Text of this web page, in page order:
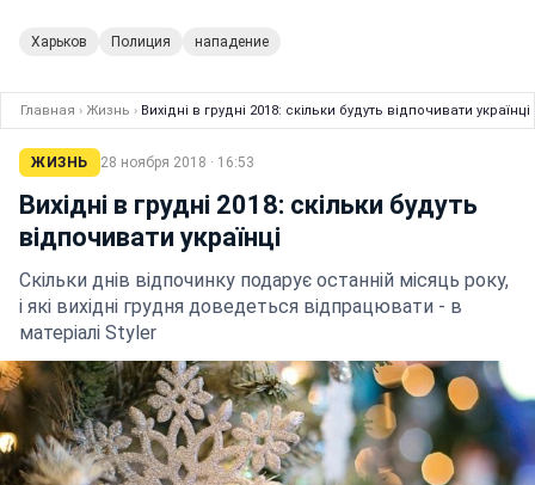
Харьков Полиция нападение
Главная › Жизнь › Вихідні в грудні 2018: скільки будуть відпочивати українці
ЖИЗНЬ 28 ноября 2018 · 16:53
Вихідні в грудні 2018: скільки будуть
відпочивати українці
Скільки днів відпочинку подарує останній місяць року,
і які вихідні грудня доведеться відпрацювати - в
матеріалі Styler